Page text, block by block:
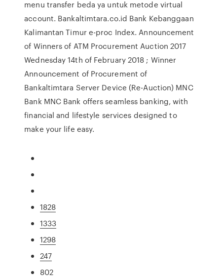
menu transfer beda ya untuk metode virtual
account. Bankaltimtara.co.id Bank Kebanggaan
Kalimantan Timur e-proc Index. Announcement
of Winners of ATM Procurement Auction 2017
Wednesday 14th of February 2018 ; Winner
Announcement of Procurement of
Bankaltimtara Server Device (Re-Auction) MNC
Bank MNC Bank offers seamless banking, with
financial and lifestyle services designed to
make your life easy.
1828
1333
1298
247
802